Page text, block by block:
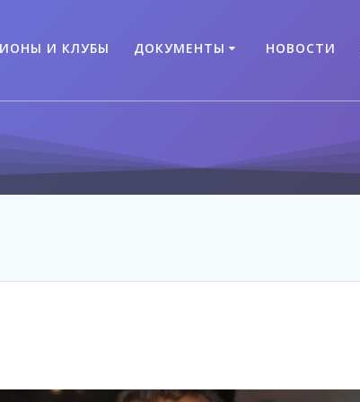
И КЛУБЫ ДОКУМЕНТЫ НОВОСТИ